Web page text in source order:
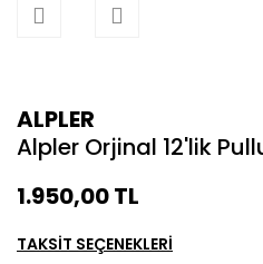
ALPLER
Alpler Orjinal 12'lik
1.950,00 TL
TAKSİT SEÇENEKLERİ